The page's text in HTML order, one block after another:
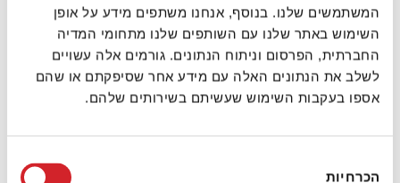
המשתמשים שלנו. בנוסף, אנחנו משתפים מידע על אופן
השימוש באתר שלנו עם השותפים שלנו מתחומי המדיה
החברתית, הפרסום וניתוח הנתונים. גורמים אלה עשויים
לשלב את הנתונים האלה עם מידע אחר שסיפקתם או שהם
אספו בעקבות השימוש שעשיתם בשירותים שלהם.
הכרחיות